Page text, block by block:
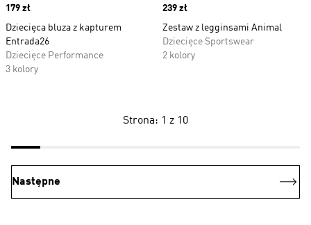
Price
179 zł
Dziecięca bluza z kapturem
Entrada26
Dziecięce Performance
3 kolory
Price
239 zł
Zestaw z legginsami Animal
Dziecięce Sportswear
2 kolory
Strona: 1 z 10
Następne